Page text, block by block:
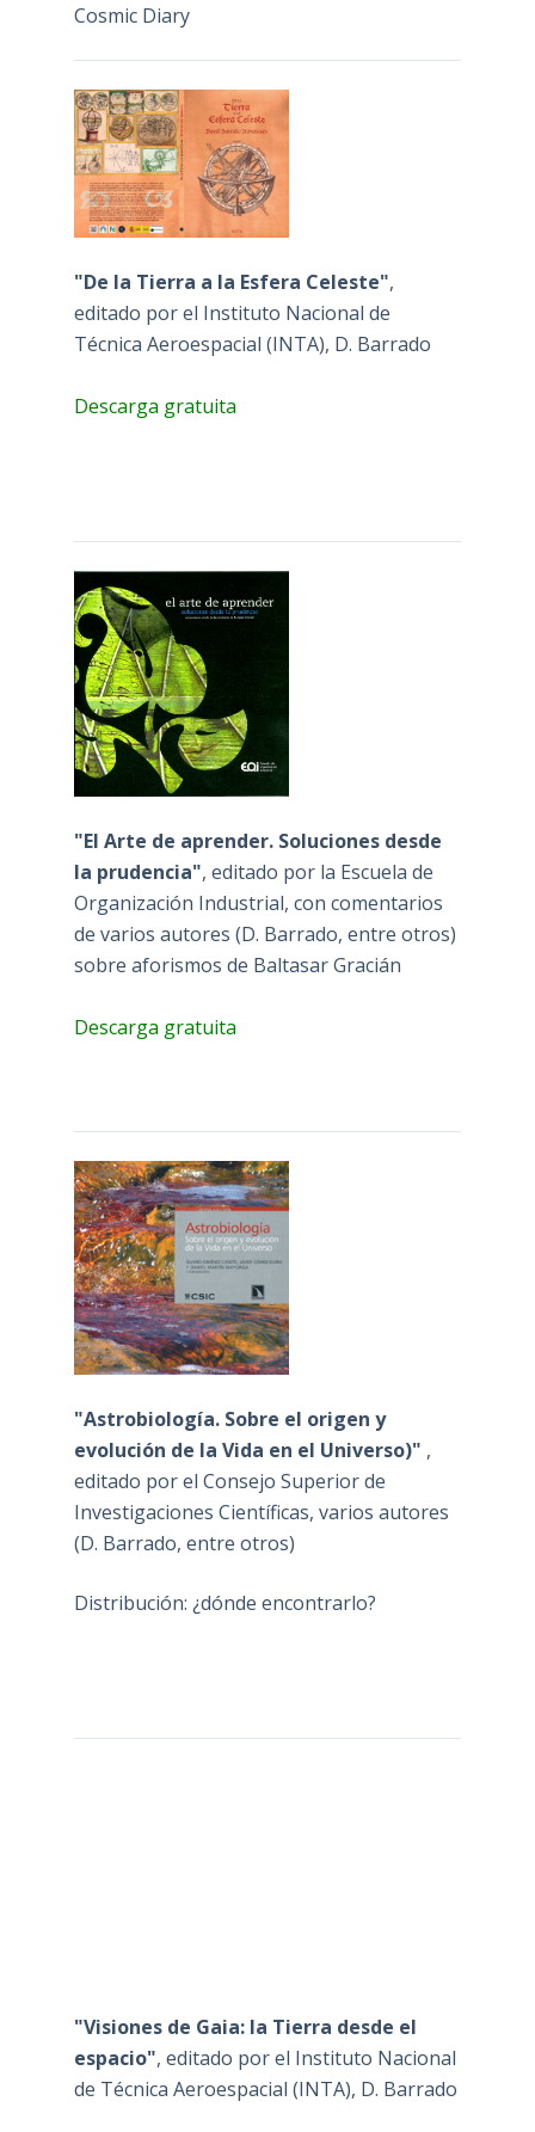
Cosmic Diary
"De la Tierra a la Esfera Celeste",
editado por el Instituto Nacional de
Técnica Aeroespacial (INTA), D. Barrado
Descarga gratuita
"El Arte de aprender. Soluciones desde
la prudencia", editado por la Escuela de
Organización Industrial, con comentarios
de varios autores (D. Barrado, entre otros)
sobre aforismos de Baltasar Gracián
Descarga gratuita
"Astrobiología. Sobre el origen y
evolución de la Vida en el Universo)" ,
editado por el Consejo Superior de
Investigaciones Científicas, varios autores
(D. Barrado, entre otros)
Distribución: ¿dónde encontrarlo?
"Visiones de Gaia: la Tierra desde el
espacio", editado por el Instituto Nacional
de Técnica Aeroespacial (INTA), D. Barrado